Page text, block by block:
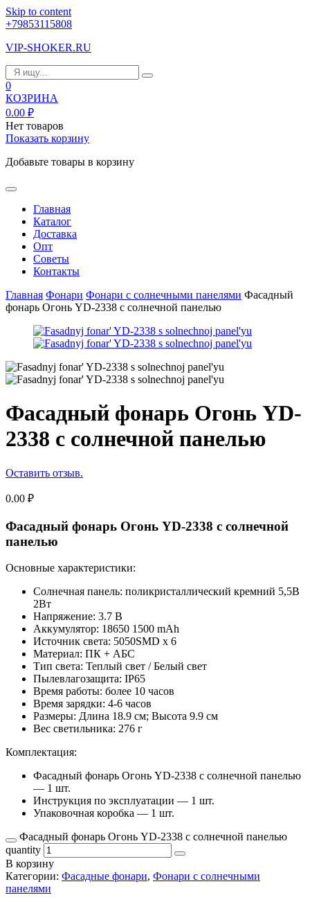
Skip to content
+79853115808
VIP-SHOKER.RU
0
КОЗРИНА
0.00 ₽
Нет товаров
Показать корзину
Добавьте товары в корзину
Главная
Каталог
Доставка
Опт
Советы
Контакты
Главная Фонари Фонари с солнечными панелями Фасадный
фонарь Огонь YD-2338 с солнечной панелью
Фасадный фонарь Огонь YD-
2338 с солнечной панелью
Оставить отзыв.
0.00 ₽
Фасадный фонарь Огонь YD-2338 с солнечной
панелью
Основные характеристики:
Солнечная панель: поликристаллический кремний 5,5В
2Вт
Напряжение: 3.7 В
Аккумулятор: 18650 1500 mAh
Источник света: 5050SMD x 6
Материал: ПК + АБС
Тип света: Теплый свет / Белый свет
Пылевлагозащита: IP65
Время работы: более 10 часов
Время зарядки: 4-6 часов
Размеры: Длина 18.9 см; Высота 9.9 см
Вес светильника: 276 г
Комплектация:
Фасадный фонарь Огонь YD-2338 с солнечной панелью
— 1 шт.
Инструкция по эксплуатации — 1 шт.
Упаковочная коробка — 1 шт.
Фасадный фонарь Огонь YD-2338 с солнечной панелью
quantity
В корзину
Категории: Фасадные фонари, Фонари с солнечными
панелями